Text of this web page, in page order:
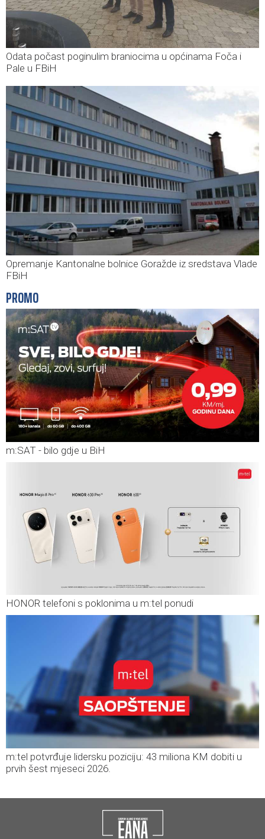
Odata počast poginulim braniocima u općinama Foča i
Pale u FBiH
Opremanje Kantonalne bolnice Goražde iz sredstava Vlade
FBiH
PROMO
m:SAT - bilo gdje u BiH
HONOR telefoni s poklonima u m:tel ponudi
m:tel potvrđuje lidersku poziciju: 43 miliona KM dobiti u
prvih šest mjeseci 2026.